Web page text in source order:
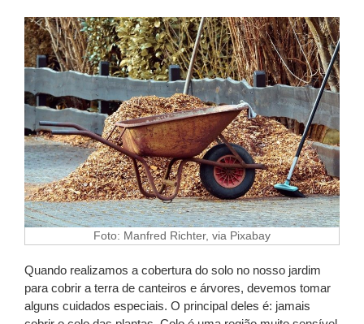
Foto: Manfred Richter, via Pixabay
Quando realizamos a cobertura do solo no nosso jardim
para cobrir a terra de canteiros e árvores, devemos tomar
alguns cuidados especiais. O principal deles é: jamais